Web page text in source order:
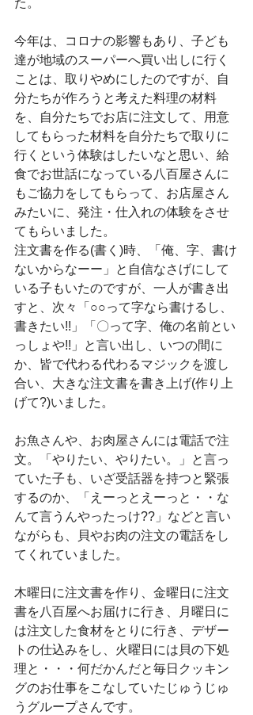
た。
今年は、コロナの影響もあり、子ども
達が地域のスーパーへ買い出しに行く
ことは、取りやめにしたのですが、自
分たちが作ろうと考えた料理の材料
を、自分たちでお店に注文して、用意
してもらった材料を自分たちで取りに
行くという体験はしたいなと思い、給
食でお世話になっている八百屋さんに
もご協力をしてもらって、お店屋さん
みたいに、発注・仕入れの体験をさせ
てもらいました。
注文書を作る(書く)時、「俺、字、書け
ないからなーー」と自信なさげにして
いる子もいたのですが、一人が書き出
すと、次々「○○って字なら書けるし、
書きたい!!」「〇って字、俺の名前とい
っしょや!!」と言い出し、いつの間に
か、皆で代わる代わるマジックを渡し
合い、大きな注文書を書き上げ(作り上
げて?)いました。
お魚さんや、お肉屋さんには電話で注
文。「やりたい、やりたい。」と言っ
ていた子も、いざ受話器を持つと緊張
するのか、「えーっとえーっと・・な
んて言うんやったっけ??」などと言い
ながらも、貝やお肉の注文の電話をし
てくれていました。
木曜日に注文書を作り、金曜日に注文
書を八百屋へお届けに行き、月曜日に
は注文した食材をとりに行き、デザー
トの仕込みをし、火曜日には貝の下処
理と・・・何だかんだと毎日クッキン
グのお仕事をこなしていたじゅうじゅ
うグループさんです。